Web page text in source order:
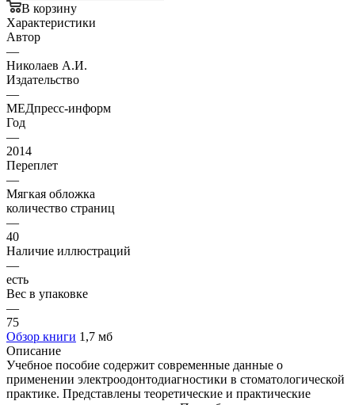
В корзину
Характеристики
Автор
—
Николаев А.И.
Издательство
—
МЕДпресс-информ
Год
—
2014
Переплет
—
Мягкая обложка
количество страниц
—
40
Наличие иллюстраций
—
есть
Вес в упаковке
—
75
Обзор книги 1,7 мб
Описание
Учебное пособие содержит современные данные о
применении электроодонтодиагностики в стоматологической
практике. Представлены теоретические и практические